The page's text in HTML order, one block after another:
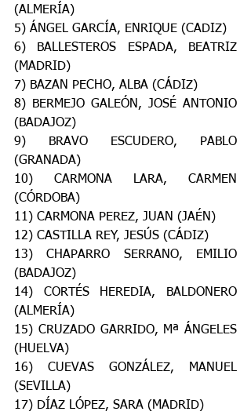
(ALMERÍA)
5) ÁNGEL GARCÍA, ENRIQUE (CADIZ)
6) BALLESTEROS ESPADA, BEATRIZ
(MADRID)
7) BAZAN PECHO, ALBA (CÁDIZ)
8) BERMEJO GALEÓN, JOSÉ ANTONIO
(BADAJOZ)
9) BRAVO ESCUDERO, PABLO
(GRANADA)
10) CARMONA LARA, CARMEN
(CÓRDOBA)
11) CARMONA PEREZ, JUAN (JAÉN)
12) CASTILLA REY, JESÚS (CÁDIZ)
13) CHAPARRO SERRANO, EMILIO
(BADAJOZ)
14) CORTÉS HEREDIA, BALDONERO
(ALMERÍA)
15) CRUZADO GARRIDO, Mª ÁNGELES
(HUELVA)
16) CUEVAS GONZÁLEZ, MANUEL
(SEVILLA)
17) DÍAZ LÓPEZ, SARA (MADRID)